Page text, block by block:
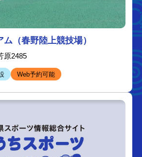
（春野陸上競技場）
原2485
Web予約可能